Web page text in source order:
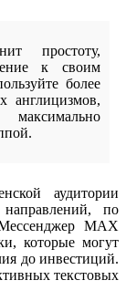
простоту,
к своим
более
англицизмов,
аудитории
по
MAX
которые могут
до инвестиций.
текстовых